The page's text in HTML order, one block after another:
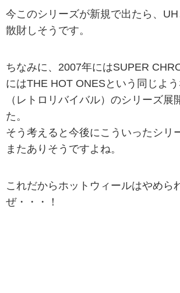
今このシリーズが新規で出たら、
散財しそうです。
ちなみに、2007年にはSUPER
にはTHE HOT ONESという同じよ
（レトロリバイバル）のシリーズ展
た。
そう考えると今後にこういったシリ
またありそうですよね。
これだからホットウィールはやめら
ぜ・・・！